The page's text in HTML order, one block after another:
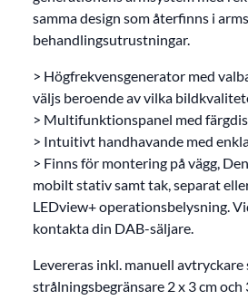
samma design som återfinns i
behandlingsutrustningar.
> Högfrekvensgenerator med
väljs beroende av vilka
> Multifunktionspanel med
> Intuitivt handhavande med
> Finns för montering på vägg,
mobilt stativ samt tak, separat
LEDview+ operationsbelysning.
kontakta din DAB-säljare.
Levereras inkl. manuell avtryckare
strålningsbegränsare 2 x 3 cm och